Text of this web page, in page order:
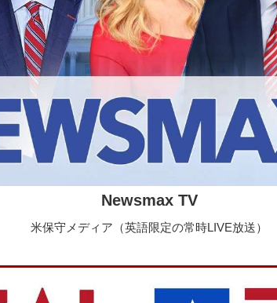
Newsmax TV
米保守メディア（英語限定の常時LIVE放送）